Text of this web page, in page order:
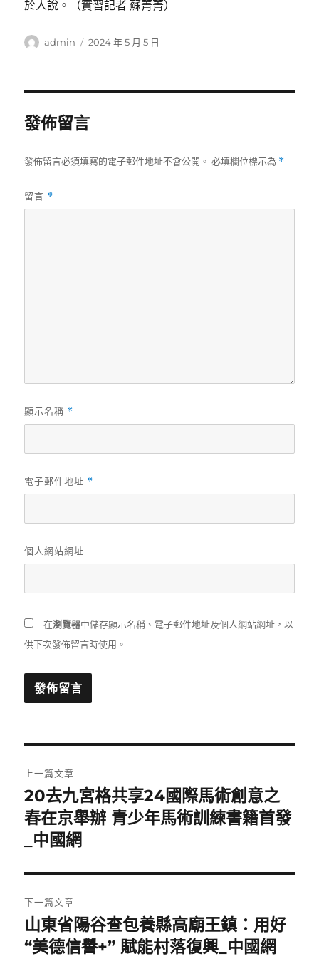
於人說。（實習記者 蘇菁菁）
作
admin
發
2024 年 5 月 5 日
發佈留言
發佈留言必須填寫的電子郵件地址不會公開。 必填欄位標示為 *
留言 *
顯示名稱 *
電子郵件地址 *
個人網站網址
在瀏覽器中儲存顯示名稱、電子郵件地址及個人網站網址，以
供下次發佈留言時使用。
章
導
覽
上一篇文章
上
一
篇
章:
20去九宮格共享24國際馬術創意之
春在京舉辦 青少年馬術訓練書籍首發
_中國網
下一篇文章
下
一
山東省陽谷查包養縣高廟王鎮：用好
“美德信譽+” 賦能村落復興_中國網